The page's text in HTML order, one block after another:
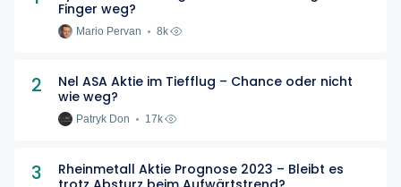
Finger weg?
Mario Pervan 8k
2
Nel ASA Aktie im Tiefflug – Chance oder nicht
wie weg?
Patryk Don 17k
3
Rheinmetall Aktie Prognose 2023 – Bleibt es